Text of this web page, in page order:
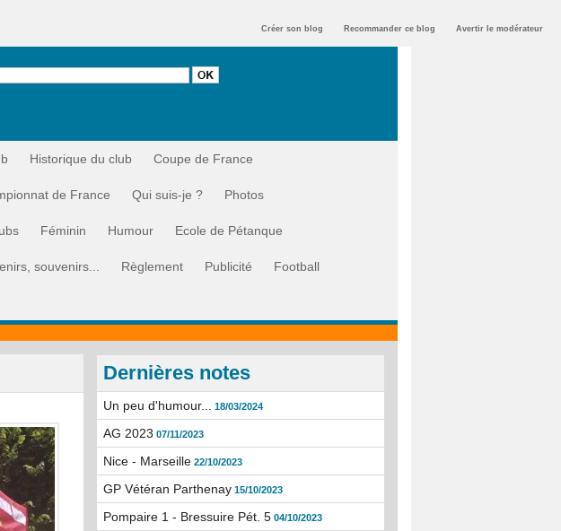
Créer son blog Recommander ce blog Avertir le modérateur
Historique du club Coupe de France
de France Qui suis-je ? Photos
Féminin Humour Ecole de Pétanque
souvenirs... Règlement Publicité Football
Dernières notes
Un peu d'humour... 18/03/2024
AG 2023 07/11/2023
Nice - Marseille 22/10/2023
GP Vétéran Parthenay 15/10/2023
Pompaire 1 - Bressuire Pét. 5 04/10/2023